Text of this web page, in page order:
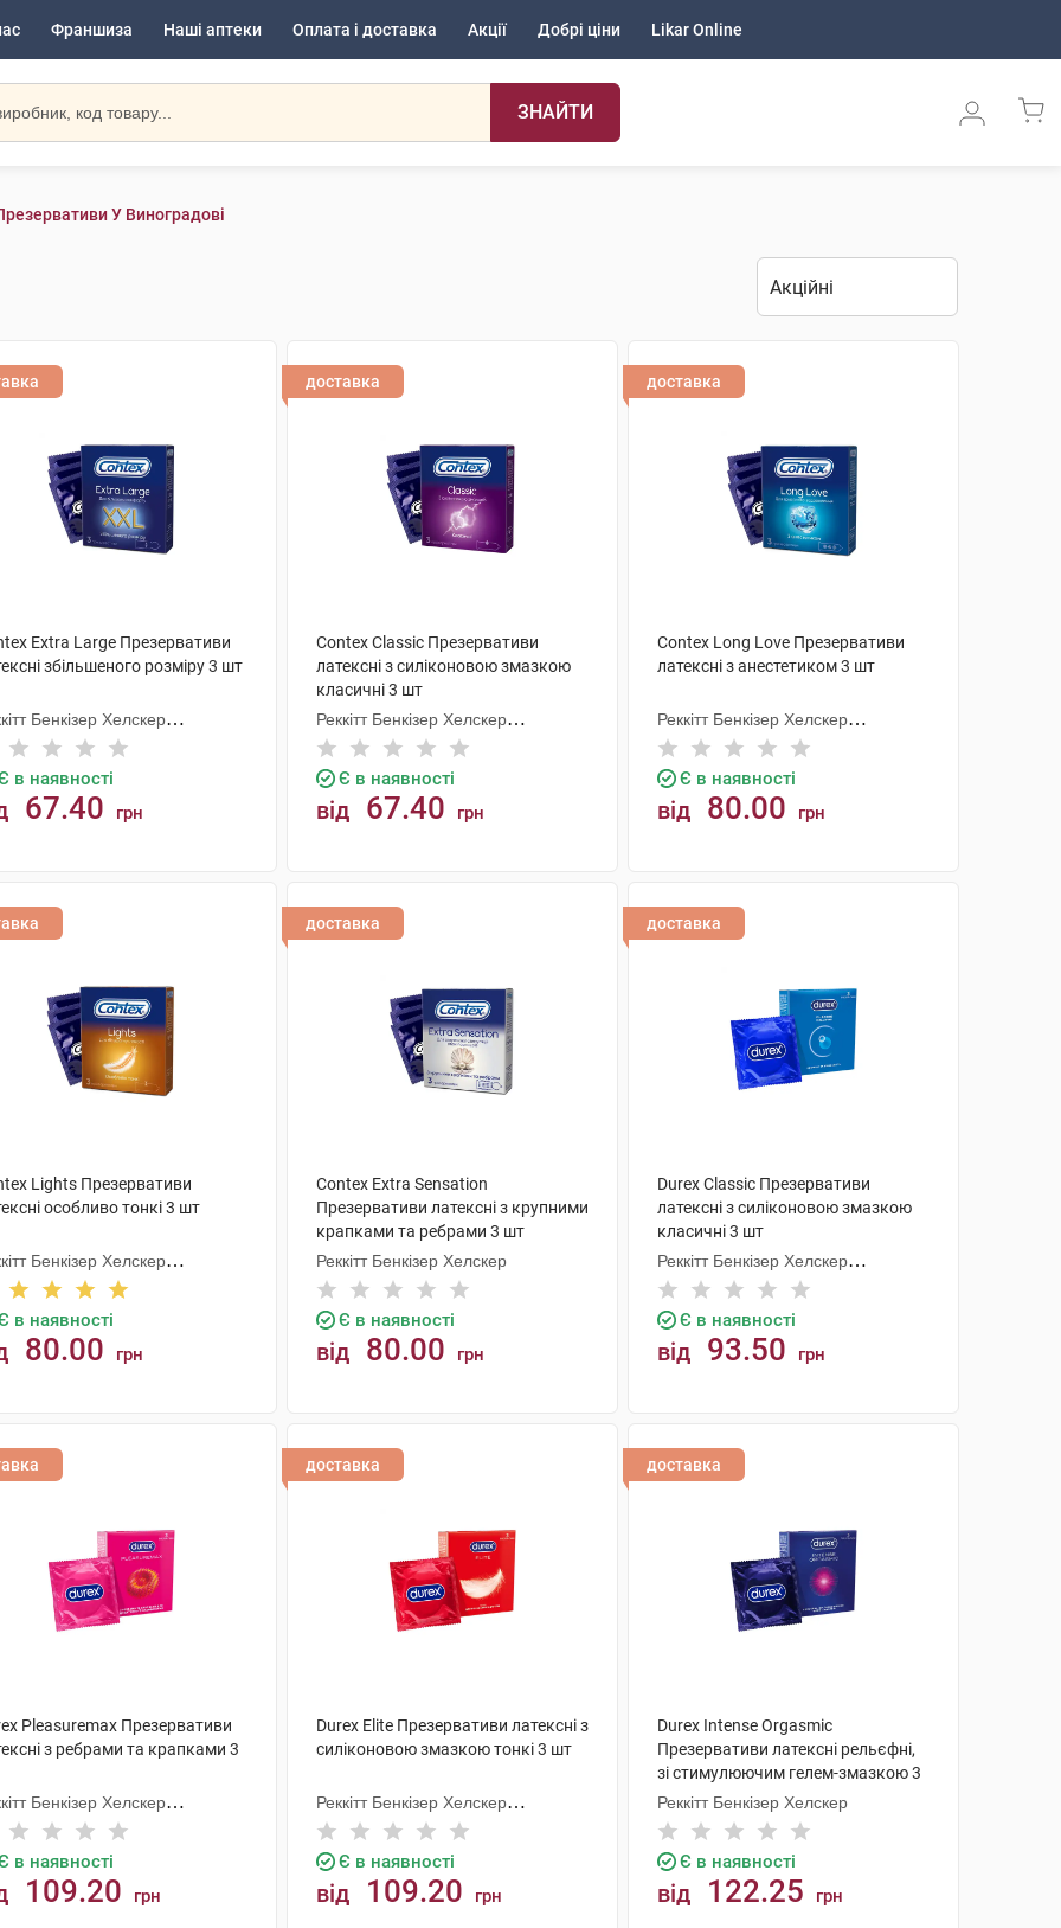
Франшиза Наші аптеки Оплата і доставка Акції Добрі ціни Likar Online
ЗНАЙТИ
У Виноградові
Extra Large Презервативи
збільшеного розміру 3 шт
Бенкізер Хелскер
в наявності
67.40 грн
доставка
Contex Classic Презервативи
латексні з силіконовою змазкою
класичні 3 шт
Реккітт Бенкізер Хелскер
Мануфектурінг
Є в наявності
від 67.40 грн
доставка
Contex Long Love Презервативи
латексні з анестетиком 3 шт
Реккітт Бенкізер Хелскер
Мануфектурінг
Є в наявності
від 80.00 грн
Lights Презервативи
особливо тонкі 3 шт
Бенкізер Хелскер
в наявності
80.00 грн
доставка
Contex Extra Sensation
Презервативи латексні з крупними
крапками та ребрами 3 шт
Реккітт Бенкізер Хелскер
Є в наявності
від 80.00 грн
доставка
Durex Classic Презервативи
латексні з силіконовою змазкою
класичні 3 шт
Реккітт Бенкізер Хелскер
Мануфектурінг
Є в наявності
від 93.50 грн
Pleasuremax Презервативи
з ребрами та крапками 3
Бенкізер Хелскер
в наявності
109.20 грн
доставка
Durex Elite Презервативи латексні з
силіконовою змазкою тонкі 3 шт
Реккітт Бенкізер Хелскер
Мануфектурінг
Є в наявності
від 109.20 грн
доставка
Durex Intense Orgasmic
Презервативи латексні рельєфні,
зі стимулюючим гелем-змазкою 3
шт
Реккітт Бенкізер Хелскер
Є в наявності
від 122.25 грн